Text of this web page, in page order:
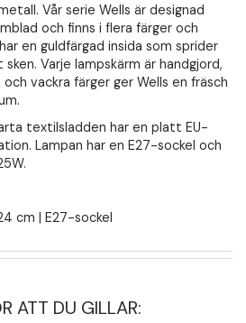
Vår serie Wells är designad
och finns i flera färger och
en guldfärgad insida som sprider
Varje lampskärm är handgjord,
vackra färger ger Wells en fräsch
textilsladden har en platt EU-
Lampan har en E27-sockel och
cm | E27-sockel
ATT DU GILLAR: